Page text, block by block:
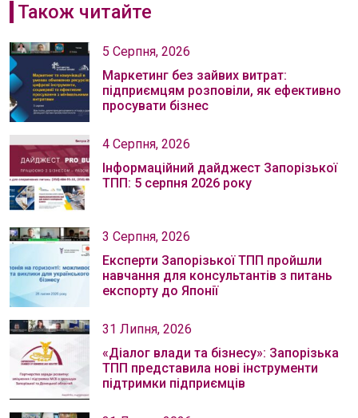
Також читайте
5 Серпня, 2026
Маркетинг без зайвих витрат:
підприємцям розповіли, як ефективно
просувати бізнес
4 Серпня, 2026
Інформаційний дайджест Запорізької
ТПП: 5 серпня 2026 року
3 Серпня, 2026
Експерти Запорізької ТПП пройшли
навчання для консультантів з питань
експорту до Японії
31 Липня, 2026
«Діалог влади та бізнесу»: Запорізька
ТПП представила нові інструменти
підтримки підприємців